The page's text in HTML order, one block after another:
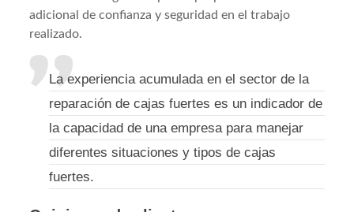
adicional de confianza y seguridad en el trabajo
realizado.
La experiencia acumulada en el sector de la
reparación de cajas fuertes es un indicador de
la capacidad de una empresa para manejar
diferentes situaciones y tipos de cajas
fuertes.